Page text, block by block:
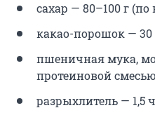
сахар — 80–100 г
какао-порошок — 30
пшеничная мука,
протеиновой
разрыхлитель — 1,5